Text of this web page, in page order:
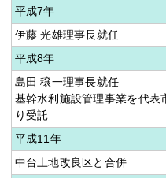
平成7年
伊藤 光雄理事長就任
平成8年
島田 穣一理事長就任
基幹水利施設管理事業を代表
り受託
平成11年
中台土地改良区と合併